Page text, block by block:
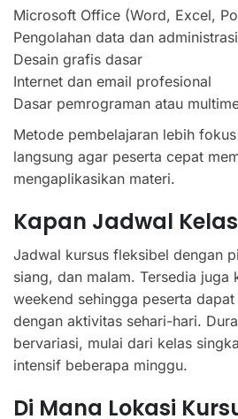
Microsoft Office (Word, Excel,
Pengolahan data dan
Desain grafis dasar
Internet dan email profesional
Dasar pemrograman atau
Metode pembelajaran lebih
langsung agar peserta cepat
mengaplikasikan materi.
Kapan Jadwal
Jadwal kursus fleksibel dengan
siang, dan malam. Tersedia juga
weekend sehingga peserta
dengan aktivitas sehari-hari.
bervariasi, mulai dari kelas
intensif beberapa minggu.
Di Mana Lokasi